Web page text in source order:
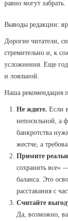
равно могут забрать.
Выводы редакции:
Дорогие читатели,
стремительно и, к
усложнения. Еще
и лояльной.
Наша рекомендация
Не ждите. Если
непосильной, а
банкротства
жестче, а
Примите
сохранить все»
баланса. Это
расставания с
Считайте
Да, возможно,